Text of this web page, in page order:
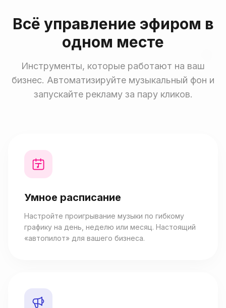
Всё управление эфиром в
одном месте
Инструменты, которые работают на ваш
бизнес. Автоматизируйте музыкальный фон и
запускайте рекламу за пару кликов.
Умное расписание
Настройте проигрывание музыки по гибкому
графику на день, неделю или месяц. Настоящий
«автопилот» для вашего бизнеса.